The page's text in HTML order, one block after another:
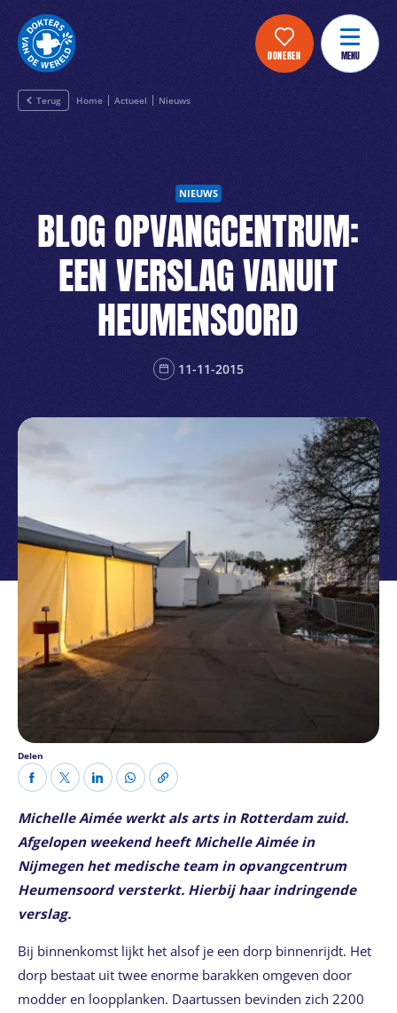
DONEREN MENU
Terug Home Actueel Nieuws
NIEUWS
BLOG OPVANGCENTRUM:
EEN VERSLAG VANUIT
HEUMENSOORD
11-11-2015
Delen
Michelle Aimée werkt als arts in Rotterdam zuid.
Afgelopen weekend heeft Michelle Aimée in
Nijmegen het medische team in opvangcentrum
Heumensoord versterkt. Hierbij haar indringende
verslag.
Bij binnenkomst lijkt het alsof je een dorp binnenrijdt. Het
dorp bestaat uit twee enorme barakken omgeven door
modder en loopplanken. Daartussen bevinden zich 2200